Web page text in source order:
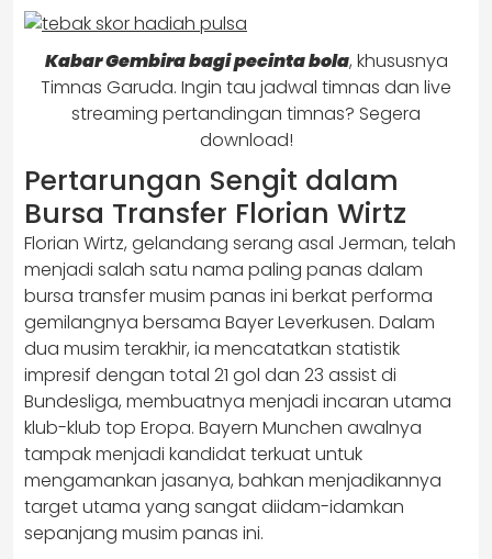
Kabar Gembira bagi pecinta bola, khususnya
Timnas Garuda. Ingin tau jadwal timnas dan live
streaming pertandingan timnas? Segera
download!
Pertarungan Sengit dalam
Bursa Transfer Florian Wirtz
Florian Wirtz, gelandang serang asal Jerman, telah
menjadi salah satu nama paling panas dalam
bursa transfer musim panas ini berkat performa
gemilangnya bersama Bayer Leverkusen. Dalam
dua musim terakhir, ia mencatatkan statistik
impresif dengan total 21 gol dan 23 assist di
Bundesliga, membuatnya menjadi incaran utama
klub-klub top Eropa. Bayern Munchen awalnya
tampak menjadi kandidat terkuat untuk
mengamankan jasanya, bahkan menjadikannya
target utama yang sangat diidam-idamkan
sepanjang musim panas ini.